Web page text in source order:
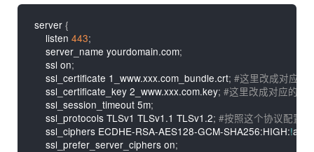
server {
    listen
443;
    server_name yourdomain.com
;
    ssl on
;
    ssl_certificate 1_www.xxx.com_bundle.crt
; #这里改成对应的
    ssl_certificate_key 2_www.xxx.com.key
; #这里改成对应的文
    ssl_session_timeout 5m
;
    ssl_protocols TLSv1 TLSv1.1 TLSv1.2
; #按照这个协议配置
    ssl_ciphers ECDHE-RSA-AES128-GCM-SHA256:HIGH:
!
    ssl_prefer_server_ciphers on
;